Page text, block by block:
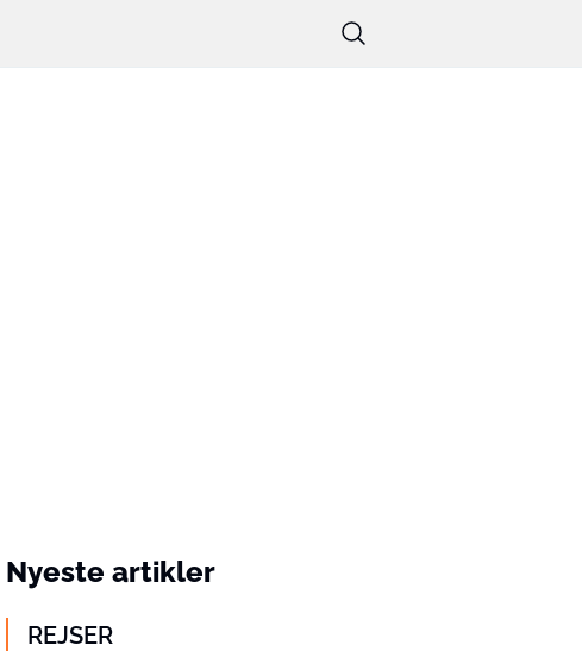
Nyeste artikler
REJSER